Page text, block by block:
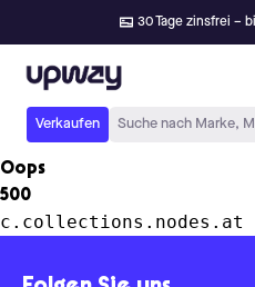
30 Tage zinsfrei –
Upway
Verkaufen Suche nach Marke,
Oops
500